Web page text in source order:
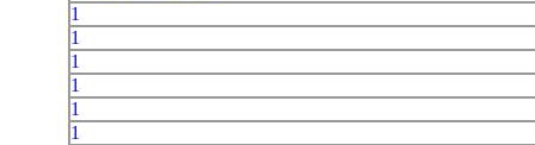
1
1
1
1
1
1